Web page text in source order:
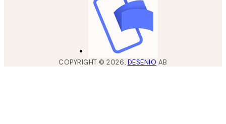
COPYRIGHT ©2026, DESENIO AB